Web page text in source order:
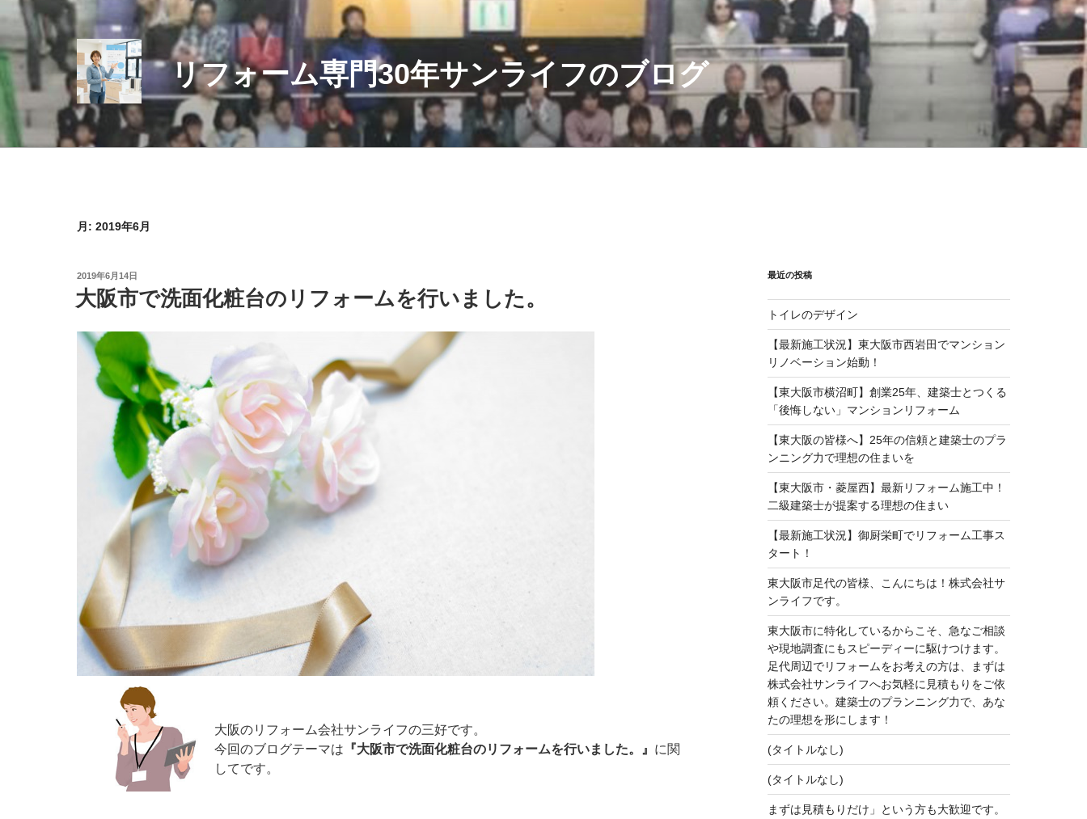
テ
ツ
キ
リフォーム専門30年サンライフのブログ
月: 2019年6月
投
稿
日:
2019年6月14日
大阪市で洗面化粧台のリフォームを行いました。
大阪のリフォーム会社サンライフの三好です。
今回のブログテーマは 『大阪市で洗面化粧台のリフォームを行いました。』 に関
してです。
最近の投稿
トイレのデザイン
【最新施工状況】東大阪市西岩田でマンション
リノベーション始動！
【東大阪市横沼町】創業25年、建築士とつくる
「後悔しない」マンションリフォーム
【東大阪の皆様へ】25年の信頼と建築士のプラ
ンニング力で理想の住まいを
【東大阪市・菱屋西】最新リフォーム施工中！
二級建築士が提案する理想の住まい
【最新施工状況】御厨栄町でリフォーム工事ス
タート！
東大阪市足代の皆様、こんにちは！株式会社サ
ンライフです。
東大阪市に特化しているからこそ、急なご相談
や現地調査にもスピーディーに駆けつけます。
足代周辺でリフォームをお考えの方は、まずは
株式会社サンライフへお気軽に見積もりをご依
頼ください。建築士のプランニング力で、あな
たの理想を形にします！
(タイトルなし)
(タイトルなし)
まずは見積もりだけ」という方も大歓迎です。